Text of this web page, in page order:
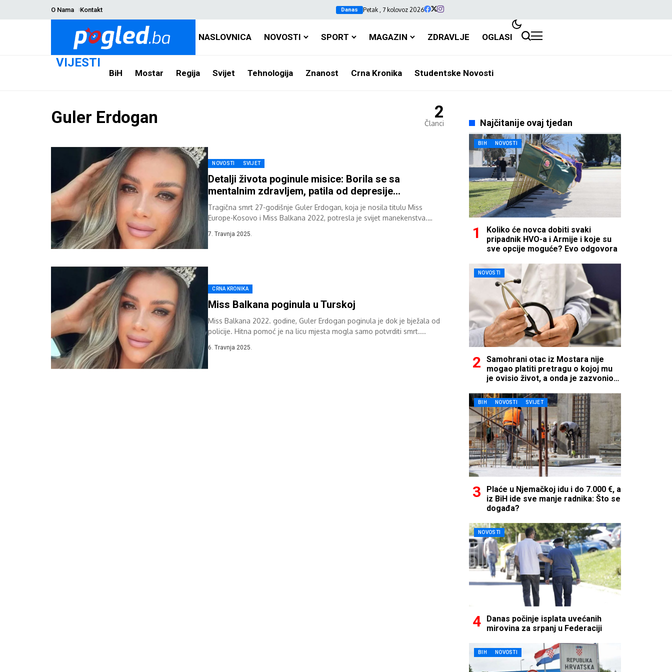
O Nama Kontakt Danas Petak , 7 kolovoz 2026
NASLOVNICA NOVOSTI SPORT MAGAZIN ZDRAVLJE OGLASI
VIJESTI
BiH Mostar Regija Svijet Tehnologija Znanost Crna Kronika Studentske Novosti
Guler Erdogan 2
Članci
NOVOSTI SVIJET
Detalji života poginule misice: Borila se sa
mentalnim zdravljem, patila od depresije…
Tragična smrt 27-godišnje Guler Erdogan, koja je nosila titulu Miss
Europe-Kosovo i Miss Balkana 2022, potresla je svijet manekenstva.
7. Travnja 2025.
CRNA KRONIKA
Miss Balkana poginula u Turskoj
Miss Balkana 2022. godine, Guler Erdogan poginula je dok je bježala od
policije. Hitna pomoć je na licu mjesta mogla samo potvrditi smrt....
6. Travnja 2025.
Najčitanije ovaj tjedan
BIH NOVOSTI
Koliko će novca dobiti svaki
pripadnik HVO-a i Armije i koje su
sve opcije moguće? Evo odgovora
NOVOSTI
Samohrani otac iz Mostara nije
mogao platiti pretragu o kojoj mu
je ovisio život, a onda je zazvonio
BIH NOVOSTI SVIJET
Plaće u Njemačkoj idu i do 7.000 €, a
iz BiH ide sve manje radnika: Što se
događa?
NOVOSTI
Danas počinje isplata uvećanih
mirovina za srpanj u Federaciji
BIH NOVOSTI